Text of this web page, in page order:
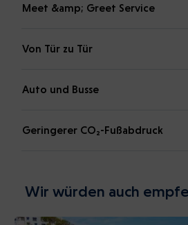
Meet &amp; Greet Service
Von Tür zu Tür
Auto und Busse
Geringerer CO₂-Fußabdruck
Wir würden auch